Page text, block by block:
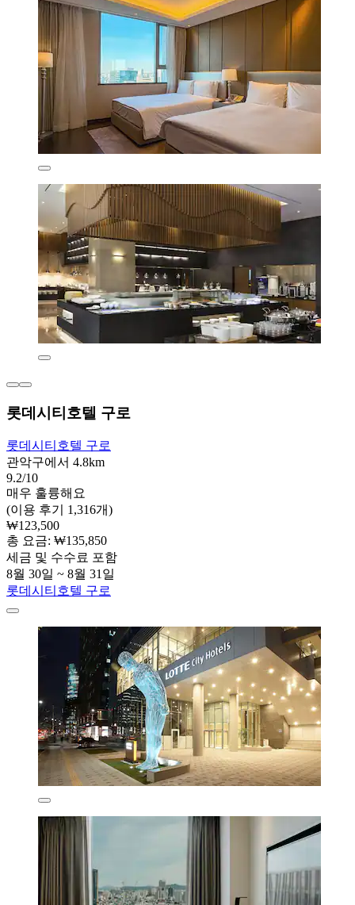
롯데시티호텔 구로
롯데시티호텔 구로
관악구에서 4.8km
9.2/10
매우 훌륭해요
(이용 후기 1,316개)
₩123,500
총 요금: ₩135,850
세금 및 수수료 포함
8월 30일 ~ 8월 31일
롯데시티호텔 구로